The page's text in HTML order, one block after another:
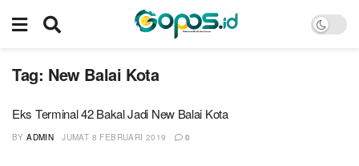
Tag: New Balai Kota
Eks Terminal 42 Bakal Jadi New Balai Kota
BY ADMIN JUMAT 8 FEBRUARI 2019 0